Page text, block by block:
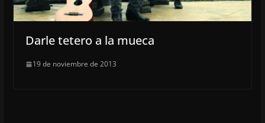
Darle tetero a la mueca
19 de noviembre de 2013